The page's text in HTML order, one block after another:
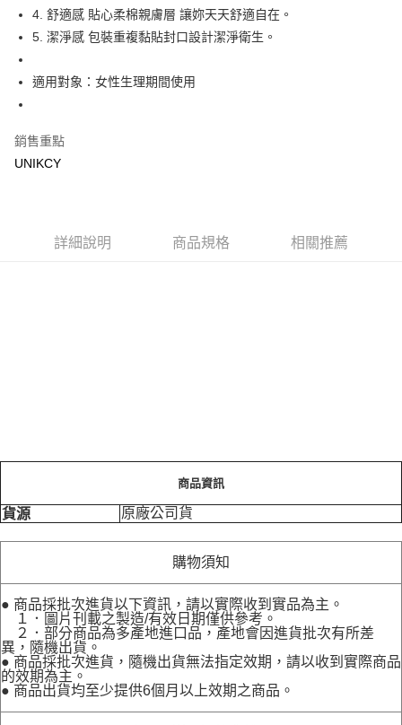
悠遊付
每筆NT$70，滿NT$499(含以上)免運費
宅配［需2-3個工作天不含預購商品］
4. 舒適感 貼心柔棉親膚層 讓妳天天舒適自在。
5. 潔淨感 包裝重複黏貼封口設計潔淨衛生。
適用對象：女性生理期間使用
銷售重點
UNIKCY
詳細說明 商品規格 相關推薦
商品資訊
貨源 原廠公司貨
購物須知
● 商品採批次進貨以下資訊，請以實際收到實品為主。
１．圖片刊載之製造/有效日期僅供參考。
２．部分商品為多產地進口品，產地會因進貨批次有所差
異，隨機出貨。
● 商品採批次進貨，隨機出貨無法指定效期，請以收到實際商品
的效期為主。
● 商品出貨均至少提供6個月以上效期之商品。